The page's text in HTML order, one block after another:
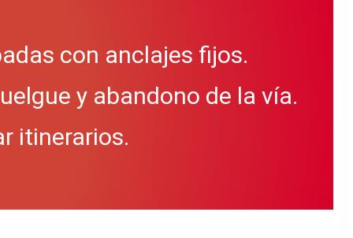
con anclajes fijos.
y abandono de la vía.
itinerarios.